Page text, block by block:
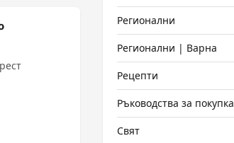
Регионални
Регионални | Варна
Рецепти
Ръководства за покупка
Свят